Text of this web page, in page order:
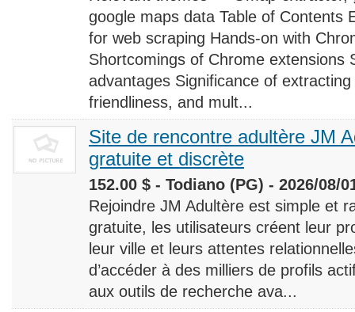
google maps data Table of Contents
for web scraping Hands-on with
Shortcomings of Chrome extensions
advantages Significance of
friendliness, and mult...
Site de rencontre adultère JM
gratuite et discrète
152.00 $ - Todiano (PG) - 2026/08/
Rejoindre JM Adultère est simple et
gratuite, les utilisateurs créent leur
leur ville et leurs attentes
d’accéder à des milliers de profils
aux outils de recherche ava...